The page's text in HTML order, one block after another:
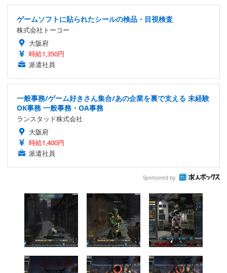
ゲームソフトに貼られたシールの検品・目視検査
株式会社トーコー
大阪府
時給1,350円
派遣社員
一般事務/ゲーム好きさん集合/あの企業を裏で支える 未経験
OK事務 一般事務・OA事務
ランスタッド株式会社
大阪府
時給1,400円
派遣社員
Sponsored by